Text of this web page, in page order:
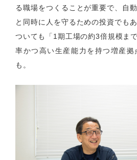
る職場をつくることが重要で、自
と同時に人を守るための投資でも
ついても「 1 期工場の約3倍規模ま
率かつ高い生産能力を持つ増産拠
も。